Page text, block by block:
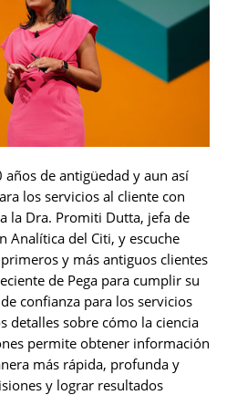
años de antigüedad y aun así
los servicios al cliente con
la Dra. Promiti Dutta, jefa de
Analítica del Citi, y escuche
y más antiguos clientes
de Pega para cumplir su
confianza para los servicios
detalles sobre cómo la ciencia
permite obtener información
más rápida, profunda y
y lograr resultados